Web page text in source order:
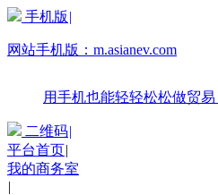
手机版 |
网站手机版： m.asianev.com
用手机也能轻轻松松做贸易
二维码|
平台首页|
我的商务室
|